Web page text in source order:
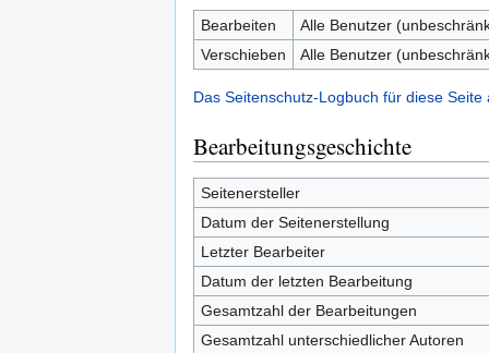
Bearbeiten
Alle Benutzer
Verschieben
Alle Benutzer
Das Seitenschutz-Logbuch für diese Seite
Bearbeitungsgeschichte
Seitenersteller
Datum der Seitenerstellung
Letzter Bearbeiter
Datum der letzten Bearbeitung
Gesamtzahl der Bearbeitungen
Gesamtzahl unterschiedlicher Autoren